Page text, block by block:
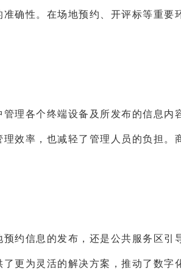
确性。在场地预约、开评标等重要
理各个终端设备及所发布的信息内
效率，也减轻了管理人员的负担。
约信息的发布，还是公共服务区引
更为灵活的解决方案，推动了数字